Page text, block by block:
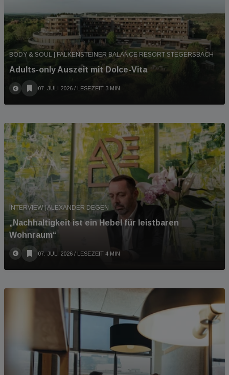
BODY & SOUL | FALKENSTEINER BALANCE RESORT STEGERSBACH
Adults-only Auszeit mit Dolce-Vita
07. JULI 2026 / LESEZEIT 3 MIN
INTERVIEW | ALEXANDER DEGEN
„Nachhaltigkeit ist ein Hebel für leistbaren
Wohnraum“
07. JULI 2026 / LESEZEIT 4 MIN